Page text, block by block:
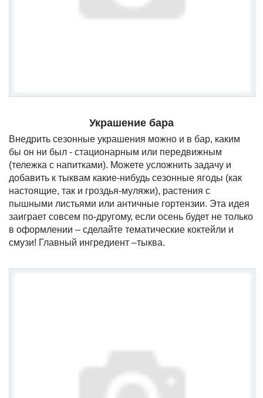
Украшение бара
Внедрить сезонные украшения можно и в бар, каким
бы он ни был - стационарным или передвижным
(тележка с напитками). Можете усложнить задачу и
добавить к тыквам какие-нибудь сезонные ягоды (как
настоящие, так и гроздья-муляжи), растения с
пышными листьями или античные гортензии. Эта идея
заиграет совсем по-другому, если осень будет не только
в оформлении – сделайте тематические коктейли и
смузи! Главный ингредиент –тыква.